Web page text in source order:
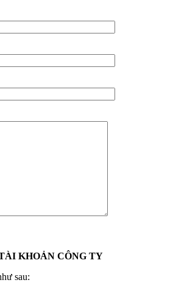
KHOẢN CÔNG TY
sau: